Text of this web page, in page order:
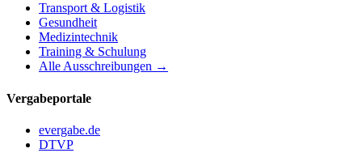
Transport & Logistik
Gesundheit
Medizintechnik
Training & Schulung
Alle Ausschreibungen →
Vergabeportale
evergabe.de
DTVP